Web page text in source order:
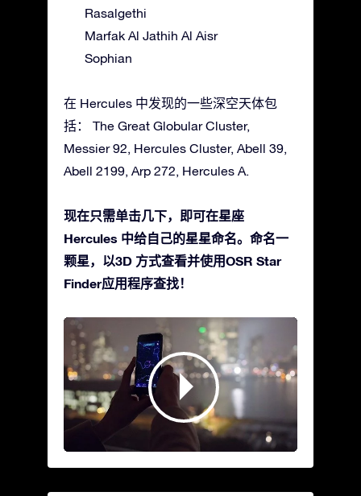
Rasalgethi
Marfak Al Jathih Al Aisr
Sophian
在 Hercules 中发现的一些深空天体包
括： The Great Globular Cluster,
Messier 92, Hercules Cluster, Abell 39,
Abell 2199, Arp 272, Hercules A.
现在只需单击几下，即可在星座
Hercules 中给自己的星星命名。命名一
颗星，以3D 方式查看并使用OSR Star
Finder应用程序查找！